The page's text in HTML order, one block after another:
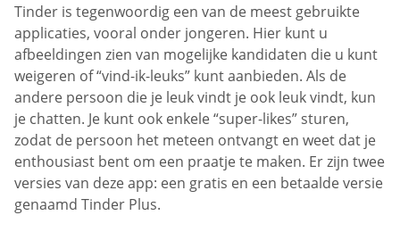
Tinder is tegenwoordig een van de meest gebruikte
applicaties, vooral onder jongeren. Hier kunt u
afbeeldingen zien van mogelijke kandidaten die u kunt
weigeren of “vind-ik-leuks” kunt aanbieden. Als de
andere persoon die je leuk vindt je ook leuk vindt, kun
je chatten. Je kunt ook enkele “super-likes” sturen,
zodat de persoon het meteen ontvangt en weet dat je
enthousiast bent om een praatje te maken. Er zijn twee
versies van deze app: een gratis en een betaalde versie
genaamd Tinder Plus.